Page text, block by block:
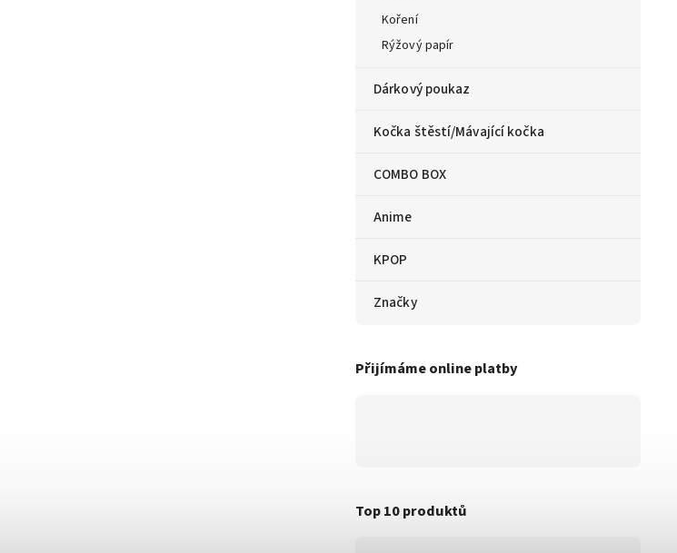
Koření
Rýžový papír
Dárkový poukaz
Kočka štěstí/Mávající kočka
COMBO BOX
Anime
KPOP
Značky
Přijímáme online platby
Top 10 produktů